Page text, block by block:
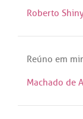
Roberto
Reúno em
Machado de